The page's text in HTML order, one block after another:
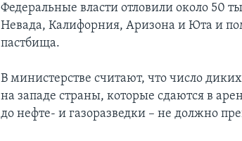
Федеральные власти отловили около 50
Невада, Калифорния, Аризона и Юта и
пастбища.
В министерстве считают, что число
на западе страны, которые сдаются в
до нефте- и газоразведки – не должно